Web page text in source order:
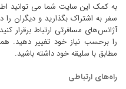
به کمک این سایت شما می توانید
سفر به اشتراک بگذارید و دیگران را
آژانس‌های مسافرتی ارتباط برقرار
را برحسب نیاز خود تغییر دهید.
مطابق با سلیقه خود داشته باشید.
راه‌های ارتباطی